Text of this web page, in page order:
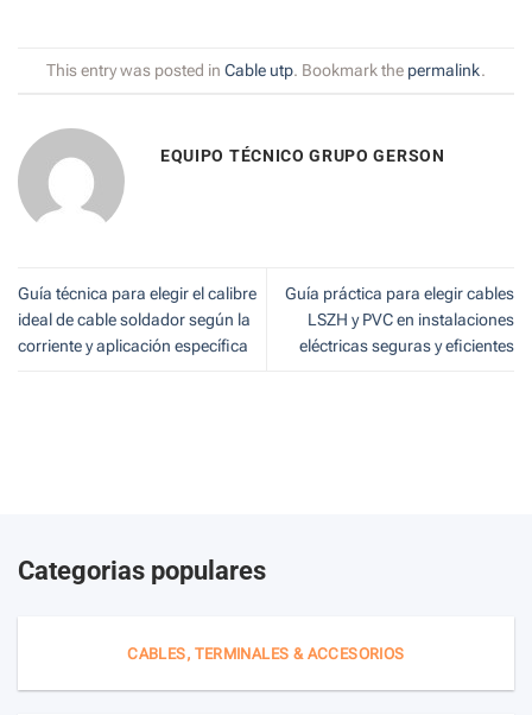
This entry was posted in Cable utp. Bookmark the permalink.
EQUIPO TÉCNICO GRUPO GERSON
Guía técnica para elegir el calibre
ideal de cable soldador según la
corriente y aplicación específica
Guía práctica para elegir cables
LSZH y PVC en instalaciones
eléctricas seguras y eficientes
Categorias populares
CABLES, TERMINALES & ACCESORIOS